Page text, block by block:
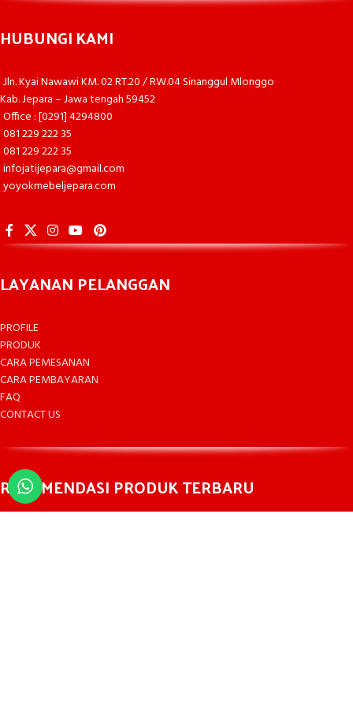
HUBUNGI KAMI
Jln. Kyai Nawawi KM. 02 RT.20 / RW.04 Sinanggul Mlonggo
Kab. Jepara – Jawa tengah 59452
Office : [0291] 4294800
081 229 222 35
081 229 222 35
infojatijepara@gmail.com
yoyokmebeljepara.com
LAYANAN PELANGGAN
PROFILE
PRODUK
CARA PEMESANAN
CARA PEMBAYARAN
FAQ
CONTACT US
REKOMENDASI PRODUK TERBARU